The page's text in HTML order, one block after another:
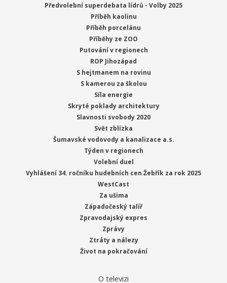
Předvolební superdebata lídrů - Volby 2025
Příběh kaolinu
Příběh porcelánu
Příběhy ze ZOO
Putování v regionech
ROP Jihozápad
S hejtmanem na rovinu
S kamerou za školou
Síla energie
Skryté poklady architektury
Slavnosti svobody 2020
Svět zblízka
Šumavské vodovody a kanalizace a.s.
Týden v regionech
Volební duel
Vyhlášení 34. ročníku hudebních cen Žebřík za rok 2025
WestCast
Za ušima
Západočeský talíř
Zpravodajský expres
Zprávy
Ztráty a nálezy
Život na pokračování
O televizi